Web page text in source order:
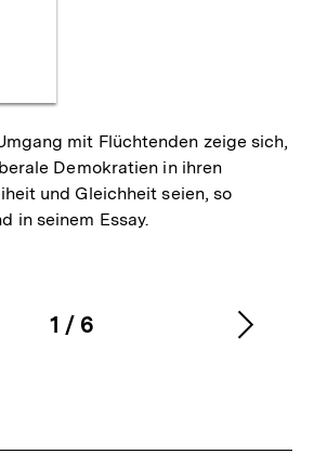
mit Flüchtenden zeige sich,
Demokratien in ihren
und Gleichheit seien, so
in seinem Essay.
Karussellinhalt
1
von
/ 6